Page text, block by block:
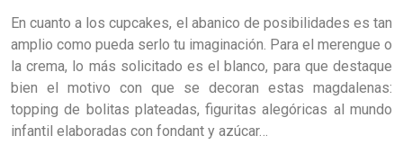
En cuanto a los cupcakes, el abanico de posibilidades es tan
amplio como pueda serlo tu imaginación. Para el merengue o
la crema, lo más solicitado es el blanco, para que destaque
bien el motivo con que se decoran estas magdalenas:
topping de bolitas plateadas, figuritas alegóricas al mundo
infantil elaboradas con fondant y azúcar…